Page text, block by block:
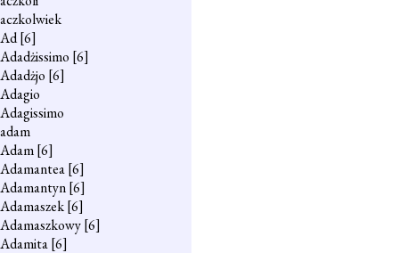
aczkolwiek
Ad[6]
Adadżissimo [6]
Adadżjo [6]
Adagio
Adagissimo
adam
Adam[6]
Adamantea[6]
Adamantyn[6]
Adamaszek[6]
Adamaszkowy[6]
Adamita[6]